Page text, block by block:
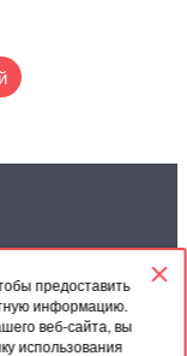
предоставить
информацию.
веб-сайта, вы
использования
Контакты